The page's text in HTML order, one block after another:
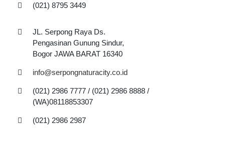
(021) 8795 3449
JL. Serpong Raya Ds.
Pengasinan Gunung Sindur,
Bogor JAWA BARAT 16340
info@serpongnaturacity.co.id
(021) 2986 7777 / (021) 2986 8888 /
(WA)08118853307
(021) 2986 2987